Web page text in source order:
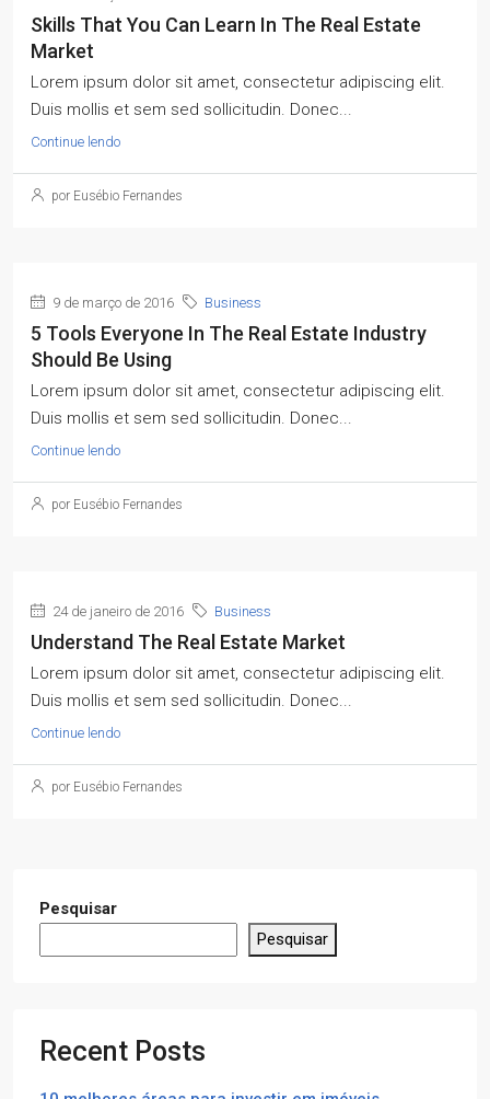
Skills That You Can Learn In The Real Estate
Market
Lorem ipsum dolor sit amet, consectetur adipiscing elit.
Duis mollis et sem sed sollicitudin. Donec...
Continue lendo
por Eusébio Fernandes
9 de março de 2016 Business
5 Tools Everyone In The Real Estate Industry
Should Be Using
Lorem ipsum dolor sit amet, consectetur adipiscing elit.
Duis mollis et sem sed sollicitudin. Donec...
Continue lendo
por Eusébio Fernandes
24 de janeiro de 2016 Business
Understand The Real Estate Market
Lorem ipsum dolor sit amet, consectetur adipiscing elit.
Duis mollis et sem sed sollicitudin. Donec...
Continue lendo
por Eusébio Fernandes
Pesquisar
Pesquisar
Recent Posts